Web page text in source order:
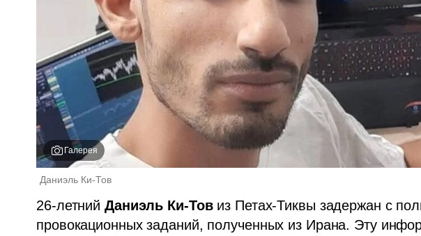
Галерея
Даниэль Ки-Тов
26-летний Даниэль Ки-Тов из Петах-Тиквы задержан с
провокационных заданий, полученных из Ирана. Эту